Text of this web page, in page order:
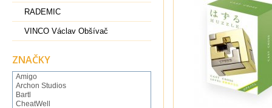
RADEMIC
VINCO Václav Obšívač
ZNAČKY
Amigo
Archon Studios
Bartl
CheatWell